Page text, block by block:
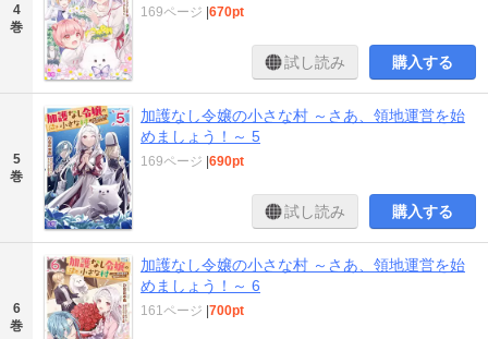
4
巻
169ページ |670pt
試し読み 購入する
5
巻
加護なし令嬢の小さな村 ～さあ、領地運営を始
めましょう！～ 5
169ページ |690pt
試し読み 購入する
6
巻
加護なし令嬢の小さな村 ～さあ、領地運営を始
めましょう！～ 6
161ページ |700pt